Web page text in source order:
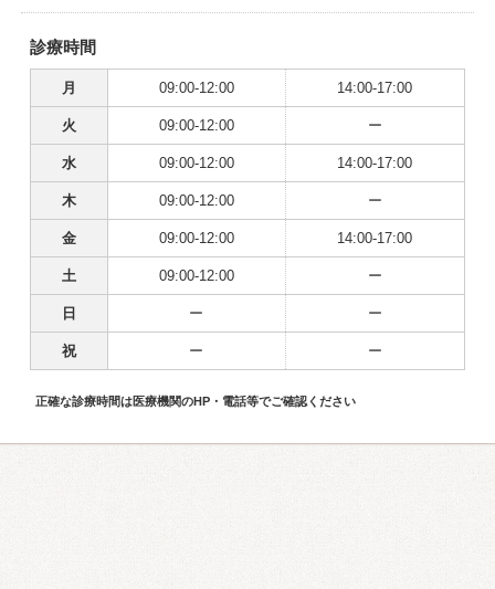
診療時間
月 09:00-12:00 14:00-17:00
火 09:00-12:00 ー
水 09:00-12:00 14:00-17:00
木 09:00-12:00 ー
金 09:00-12:00 14:00-17:00
土 09:00-12:00 ー
日 ー ー
祝 ー ー
正確な診療時間は医療機関のHP・電話等でご確認ください